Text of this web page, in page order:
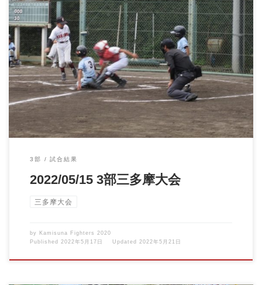
2022/05/15 3部三多摩大会vs立川メッツ 三多摩大会決勝トーナメ
ント一 […]
3部 試合結果
2022/05/15 3部三多摩大会
三多摩大会
by Kamisuna Fighters 2020
Published 2022年5月17日 Updated 2022年5月21日